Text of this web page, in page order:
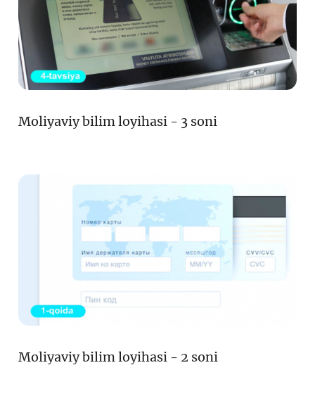
Moliyaviy bilim loyihasi - 3 soni
Moliyaviy bilim loyihasi - 2 soni